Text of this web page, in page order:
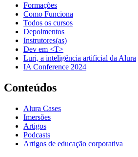
Formações
Como Funciona
Todos os cursos
Depoimentos
Instrutores(as)
Dev em <T>
Luri, a inteligência artificial da Alura
IA Conference 2024
Conteúdos
Alura Cases
Imersões
Artigos
Podcasts
Artigos de educação corporativa